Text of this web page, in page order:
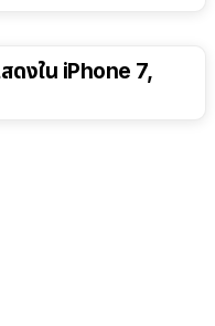
ดงใน iPhone 7,